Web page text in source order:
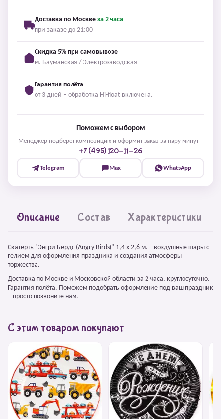
Доставка по Москве за 2 часа
при заказе до 21:00
Скидка 5% при самовывозе
м. Бауманская / Электрозаводская
Гарантия полёта
от 3 дней – обработка Hi-float включена.
Поможем с выбором
Менеджер подберёт композицию и оформит заказ за пару минут –
+7 (495) 120-11-26
Telegram Max WhatsApp
Описание Состав Характеристики
Скатерть "Энгри Бердс (Angry Birds)" 1,4 х 2,6 м. – воздушные шары с
гелием для оформления праздника и создания атмосферы
торжества.
Доставка по Москве и Московской области за 2 часа, круглосуточно.
Гарантия полёта. Поможем подобрать оформление под ваш праздник
– просто позвоните нам.
С этим товаром покупают